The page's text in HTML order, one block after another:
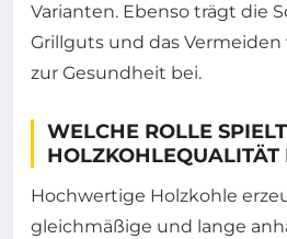
Varianten. Ebenso trägt die
Grillguts und das
zur Gesundheit bei.
WELCHE ROLLE
Hochwertige Holzkohle
gleichmäßige und lange